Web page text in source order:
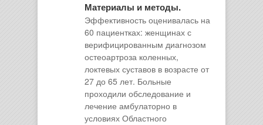
Материалы и методы.
Эффективность оценивалась на
60 пациентках: женщинах с
верифицированным диагнозом
остеоартроза коленных,
локтевых суставов в возрасте от
27 до 65 лет. Больные
проходили обследование и
лечение амбулаторно в
условиях Областного